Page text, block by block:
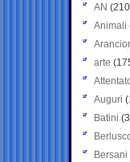
AN
Animali
arte
Auguri
Batini
Bersani